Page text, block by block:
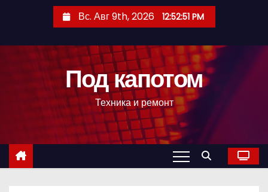
с
Вс. Авг 9th, 2026 12:52:52 PM
Под капотом
Техника и ремонт